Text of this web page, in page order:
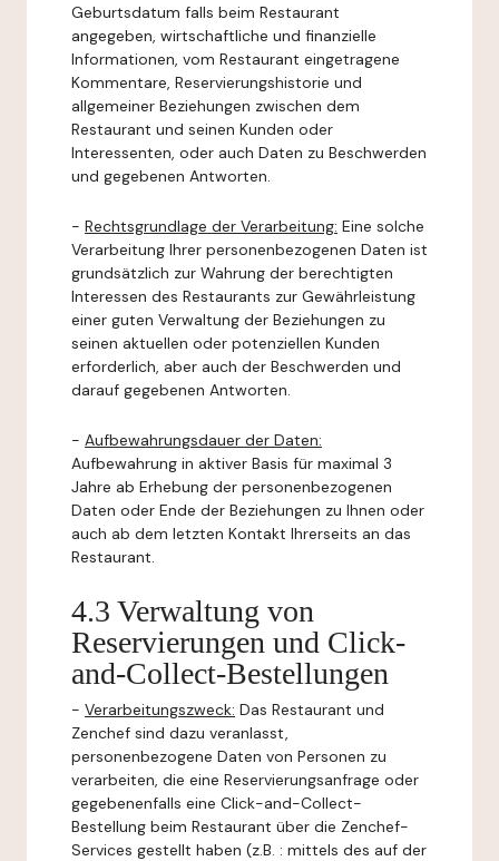
Geburtsdatum falls beim Restaurant
angegeben, wirtschaftliche und finanzielle
Informationen, vom Restaurant eingetragene
Kommentare, Reservierungshistorie und
allgemeiner Beziehungen zwischen dem
Restaurant und seinen Kunden oder
Interessenten, oder auch Daten zu Beschwerden
und gegebenen Antworten.
- Rechtsgrundlage der Verarbeitung: Eine solche
Verarbeitung Ihrer personenbezogenen Daten ist
grundsätzlich zur Wahrung der berechtigten
Interessen des Restaurants zur Gewährleistung
einer guten Verwaltung der Beziehungen zu
seinen aktuellen oder potenziellen Kunden
erforderlich, aber auch der Beschwerden und
darauf gegebenen Antworten.
- Aufbewahrungsdauer der Daten:
Aufbewahrung in aktiver Basis für maximal 3
Jahre ab Erhebung der personenbezogenen
Daten oder Ende der Beziehungen zu Ihnen oder
auch ab dem letzten Kontakt Ihrerseits an das
Restaurant.
4.3 Verwaltung von
Reservierungen und Click-
and-Collect-Bestellungen
- Verarbeitungszweck: Das Restaurant und
Zenchef sind dazu veranlasst,
personenbezogene Daten von Personen zu
verarbeiten, die eine Reservierungsanfrage oder
gegebenenfalls eine Click-and-Collect-
Bestellung beim Restaurant über die Zenchef-
Services gestellt haben (z.B. : mittels des auf der